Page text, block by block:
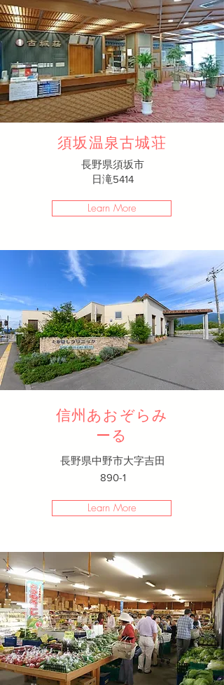
須坂温泉古城荘
長野県須坂市
日滝5414​
Learn More
信州あおぞらみ
ーる
長野県中野市大字吉田
890-1​
Learn More